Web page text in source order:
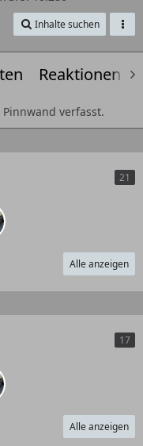
Inhalte suchen
Reaktionen
verfasst.
21
Alle anzeigen
17
Alle anzeigen